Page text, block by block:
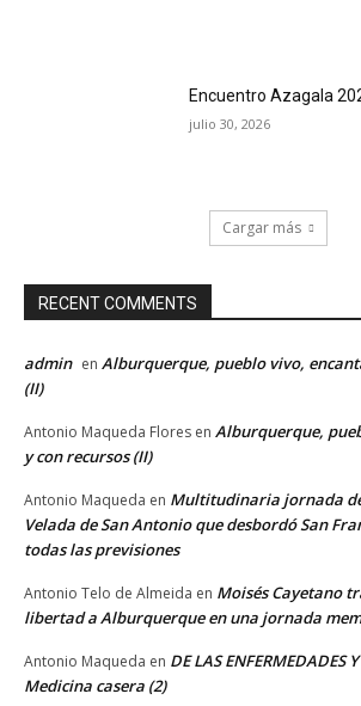
Encuentro Azagala
julio 30, 2026
Cargar más
RECENT COMMENTS
admin en Alburquerque, pueblo vivo,
(II)
Antonio Maqueda Flores en Alburquerque,
y con recursos (II)
Antonio Maqueda en Multitudinaria jornada
Velada de San Antonio que desbordó San
todas las previsiones
Antonio Telo de Almeida en Moisés Cayetano
libertad a Alburquerque en una jornada
Antonio Maqueda en DE LAS ENFERMEDADES
Medicina casera (2)